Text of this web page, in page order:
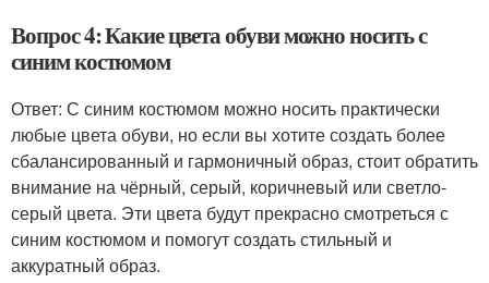
Вопрос 4: Какие цвета обуви можно носить с
синим костюмом
Ответ: С синим костюмом можно носить практически
любые цвета обуви, но если вы хотите создать более
сбалансированный и гармоничный образ, стоит обратить
внимание на чёрный, серый, коричневый или светло-
серый цвета. Эти цвета будут прекрасно смотреться с
синим костюмом и помогут создать стильный и
аккуратный образ.